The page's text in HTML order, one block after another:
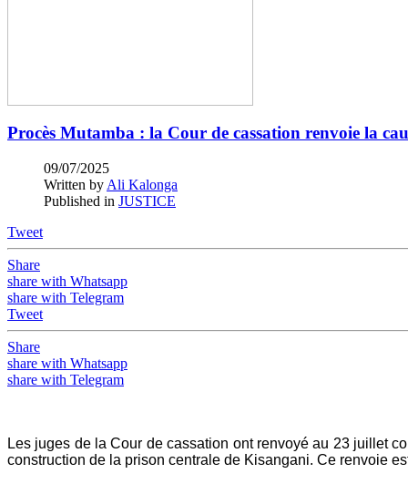
Procès Mutamba : la Cour de cassation renvoie la
09/07/2025
Written by Ali Kalonga
Published in JUSTICE
Tweet
Share
share with Whatsapp
share with Telegram
Tweet
Share
share with Whatsapp
share with Telegram
Les juges de la Cour de cassation ont renvoyé au 23 juillet
construction de la prison centrale de Kisangani. Ce renvoie